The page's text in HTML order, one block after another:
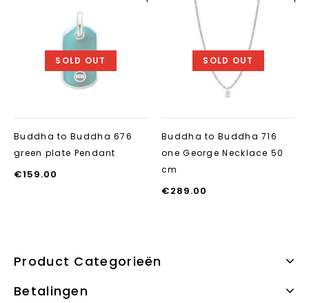
SOLD OUT
Buddha to Buddha 676
green plate Pendant
€159.00
SOLD OUT
Buddha to Buddha 716
one George Necklace 50
cm
€289.00
Product Categorieën
Betalingen